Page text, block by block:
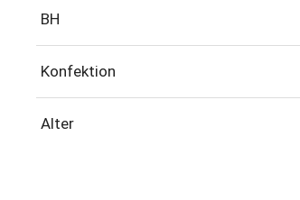
BH
Konfektion
Alter